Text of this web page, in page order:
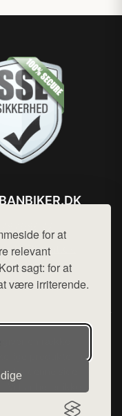
for at
relevant
sagt: for at
være irriterende.
hej@want.dk
og privatlivspolitik
en række
produkter fra
fra denne side - vi